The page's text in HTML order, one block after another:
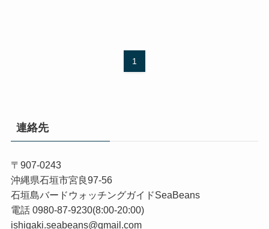
1
連絡先
〒907-0243
沖縄県石垣市宮良97-56
石垣島バードウォッチングガイドSeaBeans
電話 0980-87-9230(8:00-20:00)
ishigaki.seabeans@gmail.com